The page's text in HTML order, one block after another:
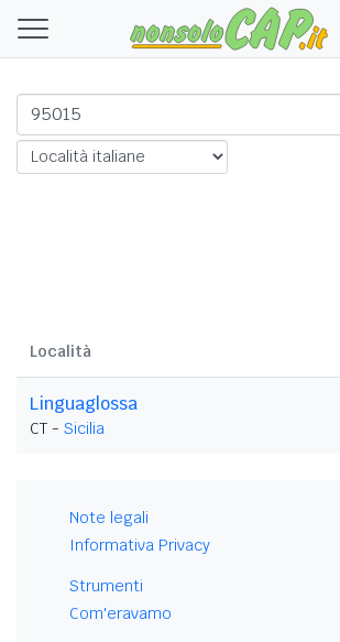
Località
Linguaglossa
CT - Sicilia
Note legali
Informativa Privacy
Strumenti
Com'eravamo